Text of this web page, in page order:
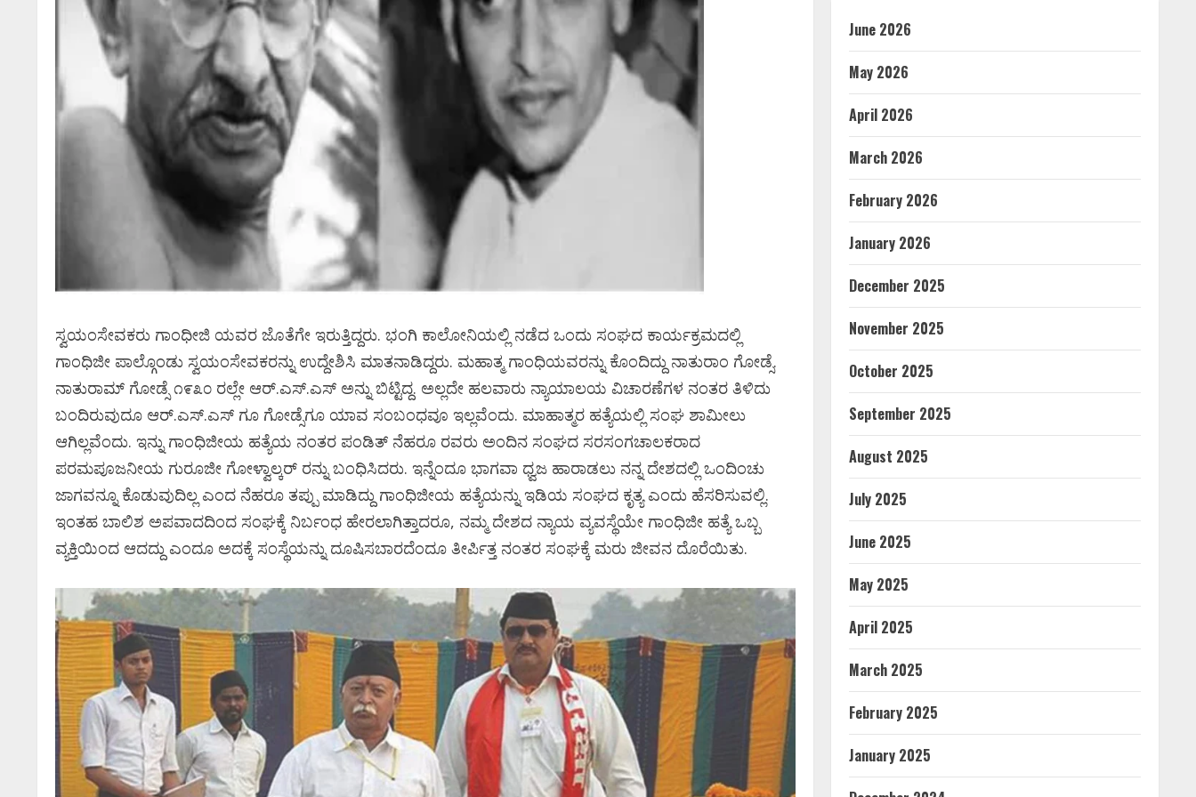
ಸ್ವಯಂಸೇವಕರು ಗಾಂಧೀಜಿ ಯವರ ಜೊತೆಗೇ ಇರುತ್ತಿದ್ದರು. ಭಂಗಿ ಕಾಲೋನಿಯಲ್ಲಿ ನಡೆದ ಒಂದು ಸಂಘದ ಕಾರ್ಯಕ್ರಮದಲ್ಲಿ
ಗಾಂಧಿಜೀ ಪಾಲ್ಗೊಂಡು ಸ್ವಯಂಸೇವಕರನ್ನು ಉದ್ದೇಶಿಸಿ ಮಾತನಾಡಿದ್ದರು. ಮಹಾತ್ಮ ಗಾಂಧಿಯವರನ್ನು ಕೊಂದಿದ್ದು ನಾತುರಾಂ ಗೋಡ್ಸೆ.
ನಾತುರಾಮ್ ಗೋಡ್ಸೆ ೧೯೩೦ ರಲ್ಲೇ ಆರ್.ಎಸ್.ಎಸ್ ಅನ್ನು ಬಿಟ್ಟಿದ್ದ. ಅಲ್ಲದೇ ಹಲವಾರು ನ್ಯಾಯಾಲಯ ವಿಚಾರಣೆಗಳ ನಂತರ ತಿಳಿದು
ಬಂದಿರುವುದೂ ಆರ್.ಎಸ್.ಎಸ್ ಗೂ ಗೋಡ್ಸೆಗೂ ಯಾವ ಸಂಬಂಧವೂ ಇಲ್ಲವೆಂದು. ಮಾಹಾತ್ಮರ ಹತ್ಯೆಯಲ್ಲಿ ಸಂಘ ಶಾಮೀಲು
ಆಗಿಲ್ಲವೆಂದು. ಇನ್ನು ಗಾಂಧಿಜೀಯ ಹತ್ಯೆಯ ನಂತರ ಪಂಡಿತ್ ನೆಹರೂ ರವರು ಅಂದಿನ ಸಂಘದ ಸರಸಂಗಚಾಲಕರಾದ
ಪರಮಪೂಜನೀಯ ಗುರೂಜೀ ಗೋಳ್ವಾಲ್ಕರ್ ರನ್ನು ಬಂಧಿಸಿದರು. ಇನ್ನೆಂದೂ ಭಾಗವಾ ಧ್ವಜ ಹಾರಾಡಲು ನನ್ನ ದೇಶದಲ್ಲಿ ಒಂದಿಂಚು
ಜಾಗವನ್ನೂ ಕೊಡುವುದಿಲ್ಲ ಎಂದ ನೆಹರೂ ತಪ್ಪು ಮಾಡಿದ್ದು ಗಾಂಧಿಜೀಯ ಹತ್ಯೆಯನ್ನು ಇಡಿಯ ಸಂಘದ ಕೃತ್ಯ ಎಂದು ಹೆಸರಿಸುವಲ್ಲಿ.
ಇಂತಹ ಬಾಲಿಶ ಅಪವಾದದಿಂದ ಸಂಘಕ್ಕೆ ನಿರ್ಬಂಧ ಹೇರಲಾಗಿತ್ತಾದರೂ, ನಮ್ಮ ದೇಶದ ನ್ಯಾಯ ವ್ಯವಸ್ಥೆಯೇ ಗಾಂಧಿಜೀ ಹತ್ಯೆ ಒಬ್ಬ
ವ್ಯಕ್ತಿಯಿಂದ ಆದದ್ದು ಎಂದೂ ಅದಕ್ಕೆ ಸಂಸ್ಥೆಯನ್ನು ದೂಷಿಸಬಾರದೆಂದೂ ತೀರ್ಪಿತ್ತ ನಂತರ ಸಂಘಕ್ಕೆ ಮರು ಜೀವನ ದೊರೆಯಿತು.
June 2026
May 2026
April 2026
March 2026
February 2026
January 2026
December 2025
November 2025
October 2025
September 2025
August 2025
July 2025
June 2025
May 2025
April 2025
March 2025
February 2025
January 2025